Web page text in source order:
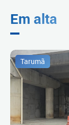
Em alta
Tarumã